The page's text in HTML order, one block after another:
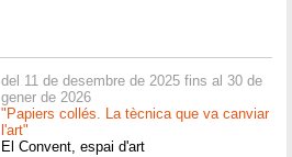
del 11 de desembre de 2025 fins al 30 de
gener de 2026
"Papiers collés. La tècnica que va canviar
l'art"
El Convent, espai d'art